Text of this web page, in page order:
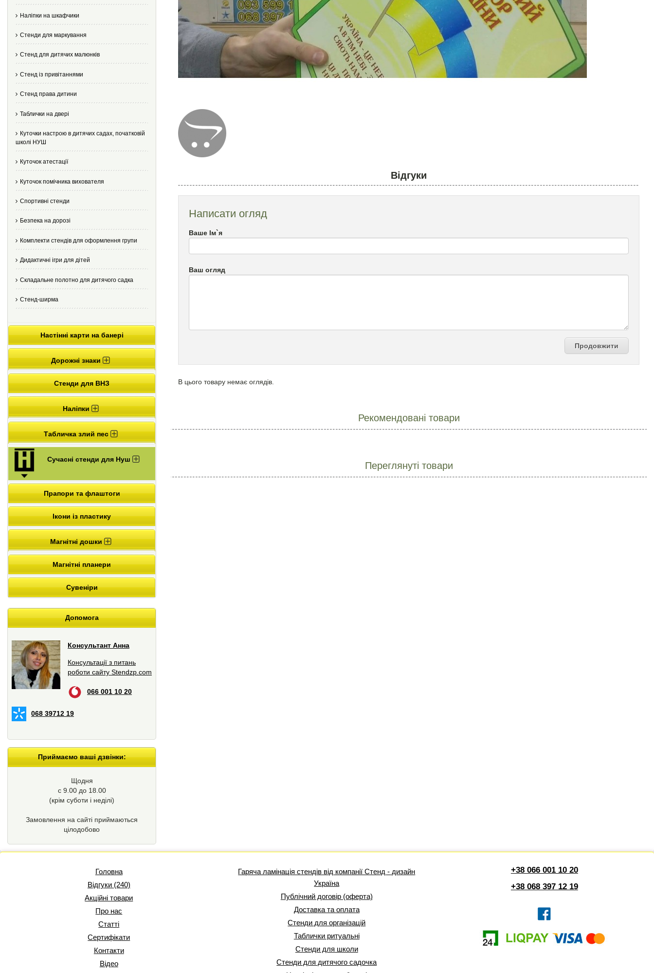
Наліпки на шкафчики
Стенди для маркування
Стенд для дитячих малюнків
Стенд із привітаннями
Стенд права дитини
Таблички на двері
Куточки настрою в дитячих садах, початковій
школі НУШ
Куточок атестації
Куточок помічника вихователя
Спортивні стенди
Безпека на дорозі
Комплекти стендів для оформлення групи
Дидактичні ігри для дітей
Складальне полотно для дитячого садка
Стенд-ширма
Настінні карти на банері
Дорожні знаки
Стенди для ВНЗ
Наліпки
Табличка злий пес
Сучасні стенди для Нуш
Прапори та флаштоги
Ікони із пластику
Магнітні дошки
Магнітні планери
Сувеніри
Допомога
Консультант Анна
Консультації з питань
роботи сайту Stendzp.com
066 001 10 20
068 39712 19
Приймаємо ваші дзвінки:
Щодня
с 9.00 до 18.00
(крім суботи і неділі)
Замовлення на сайті приймаються
цілодобово
Відгуки
Написати огляд
Ваше Ім`я
Ваш огляд
Продовжити
В цього товару немає оглядів.
Рекомендовані товари
Переглянуті товари
Головна
Відгуки (240)
Акційні товари
Про нас
Статті
Сертифікати
Контакти
Відео
Гаряча ламінація стендів від компанії Стенд - дизайн
Україна
Публічний договір (оферта)
Доставка та оплата
Стенди для організацій
Таблички ритуальні
Стенди для школи
Стенди для дитячого садочка
+38 066 001 10 20
+38 068 397 12 19